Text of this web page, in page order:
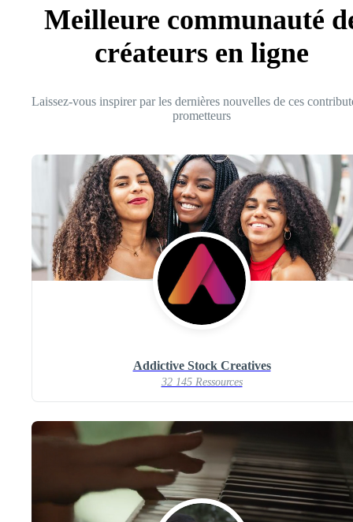
Meilleure communauté
créateurs en ligne
Laissez-vous inspirer par les dernières nouvelles de ces
prometteurs
Addictive Stock Creatives
32 145 Ressources